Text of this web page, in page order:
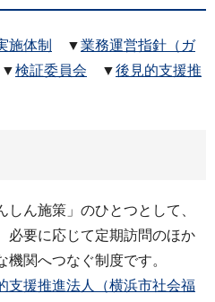
施体制 ▼業務運営指針（ガ
検証委員会 ▼後見的支援推
ん施策」のひとつとして、
必要に応じて定期訪問のほか
関へつなぐ制度です。
支援推進法人（横浜市社会福